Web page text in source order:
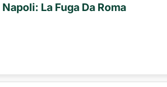
La Fuga Da Roma